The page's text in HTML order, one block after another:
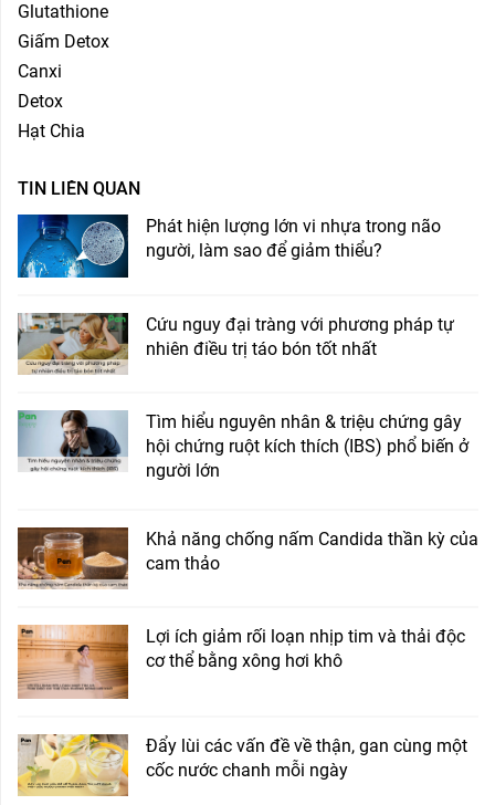
Glutathione
Giấm Detox
Canxi
Detox
Hạt Chia
TIN LIÊN QUAN
Phát hiện lượng lớn vi nhựa trong não
người, làm sao để giảm thiểu?
Cứu nguy đại tràng với phương pháp tự
nhiên điều trị táo bón tốt nhất
Tìm hiểu nguyên nhân & triệu chứng gây
hội chứng ruột kích thích (IBS) phổ biến ở
người lớn
Khả năng chống nấm Candida thần kỳ của
cam thảo
Lợi ích giảm rối loạn nhịp tim và thải độc
cơ thể bằng xông hơi khô
Đẩy lùi các vấn đề về thận, gan cùng một
cốc nước chanh mỗi ngày